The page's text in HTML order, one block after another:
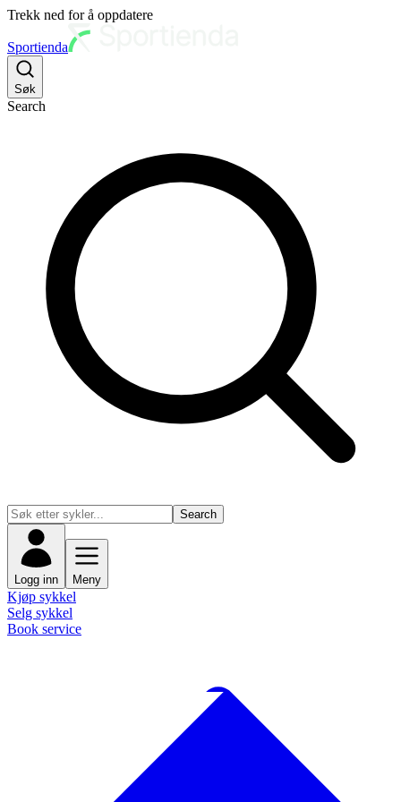
Trekk ned for å oppdatere
Sportienda
Søk
Search
Search
Logg inn Meny
Kjøp sykkel
Selg sykkel
Book service